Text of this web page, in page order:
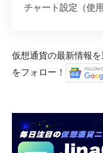
チャート設定（使
仮想通貨の最新情報
をフォロー！